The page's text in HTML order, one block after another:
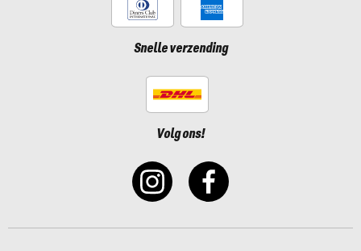
Snelle verzending
Volg ons!